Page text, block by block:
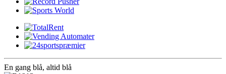
En gang blå, altid blå